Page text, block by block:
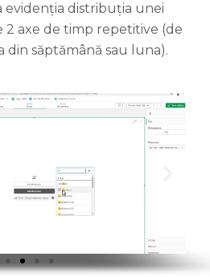
distribuția unei
2 axe de timp repetitive (de
din săptămână sau luna).